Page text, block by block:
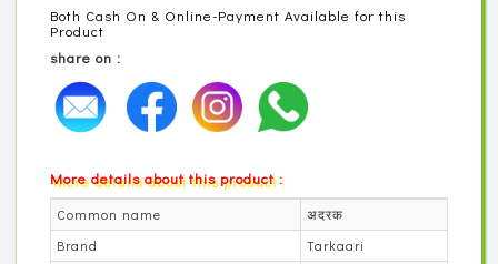
Both Cash On & Online-Payment Available for this
Product
share on :
More details about this product :
Common name
अदरक
Brand
Tarkaari